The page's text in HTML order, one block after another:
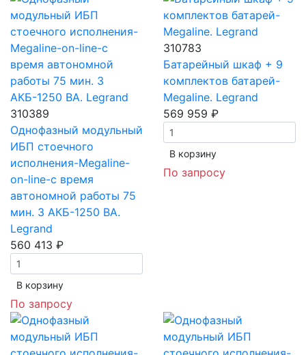
310389
Однофазный модульный
ИБП стоечного
исполнения-Megaline-
on-line-с время
автономной работы 75
мин. 3 АКБ-1250 ВА.
Legrand
560 413 ₽
В корзинy
По запросу
310783
Батарейный шкаф + 9
комплектов батарей-
Megaline. Legrand
569 959 ₽
В корзинy
По запросу